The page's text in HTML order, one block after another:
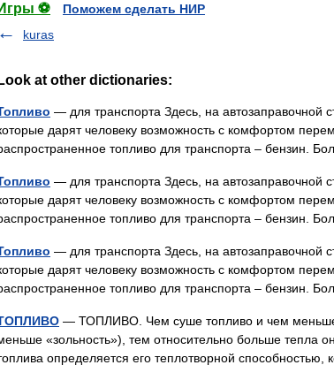
Игры ⚽
Поможем сделать НИР
kuras
Look at other dictionaries:
— для транспорта Здесь, на автозаправочной
дарят человеку возможность с комфортом
топливо для транспорта – бензин.
— для транспорта Здесь, на автозаправочной
дарят человеку возможность с комфортом
топливо для транспорта – бензин.
— для транспорта Здесь, на автозаправочной
дарят человеку возможность с комфортом
топливо для транспорта – бензин.
— ТОПЛИВО. Чем суше топливо и чем меньше
«зольность»), тем относительно больше тепла
определяется его теплотворной